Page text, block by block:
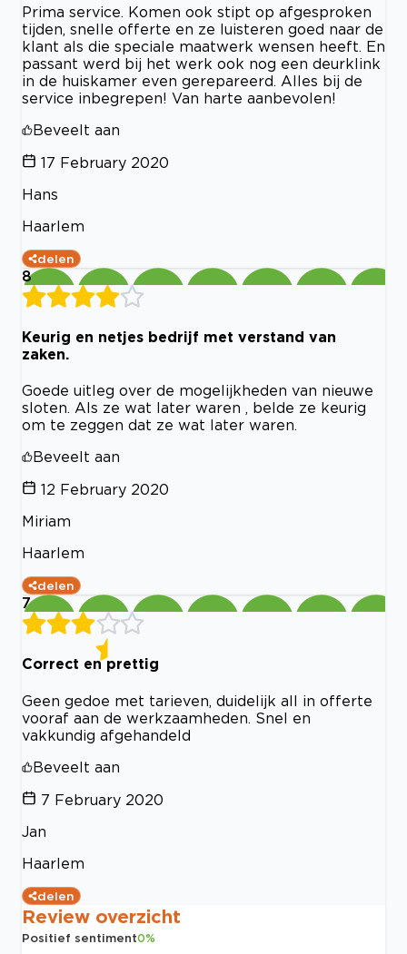
Prima service. Komen ook stipt op afgesproken
tijden, snelle offerte en ze luisteren goed naar de
klant als die speciale maatwerk wensen heeft. En
passant werd bij het werk ook nog een deurklink
in de huiskamer even gerepareerd. Alles bij de
service inbegrepen! Van harte aanbevolen!
Beveelt aan
17 February 2020
Hans
Haarlem
delen
8
Keurig en netjes bedrijf met verstand van
zaken.
Goede uitleg over de mogelijkheden van nieuwe
sloten. Als ze wat later waren , belde ze keurig
om te zeggen dat ze wat later waren.
Beveelt aan
12 February 2020
Miriam
Haarlem
delen
7
Correct en prettig
Geen gedoe met tarieven, duidelijk all in offerte
vooraf aan de werkzaamheden. Snel en
vakkundig afgehandeld
Beveelt aan
7 February 2020
Jan
Haarlem
delen
Review overzicht
Positief sentiment0%